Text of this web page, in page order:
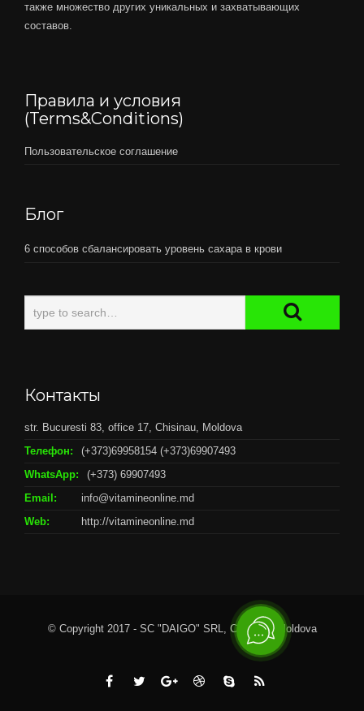
также множество других уникальных и захватывающих
составов.
Правила и условия
(Terms&Conditions)
Пользовательское соглашение
Блог
6 способов сбалансировать уровень сахара в крови
Контакты
str. Bucuresti 83, office 17, Chisinau, Moldova
Телефон:
(+373)69958154 (+373)69907493
WhatsApp:
(+373) 69907493
Email:
info@vitamineonline.md
Web:
http://vitamineonline.md
© Copyright 2017 - SC "DAIGO" SRL, Chisianu, Moldova